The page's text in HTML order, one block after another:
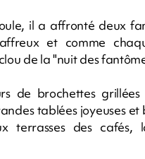
il a affronté deux
et comme
de la "nuit des
de brochettes
tablées joyeuses et
terrasses des